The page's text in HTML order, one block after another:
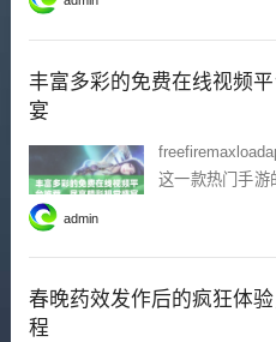
涵的假象呢？
定，仿佛成为了
丰富多彩的免费在线视频
宴
这一款热门手游
关注。随着游
道具系统，让人
们最大的乐趣所
admin
春晚药效发作后的疯狂体
程